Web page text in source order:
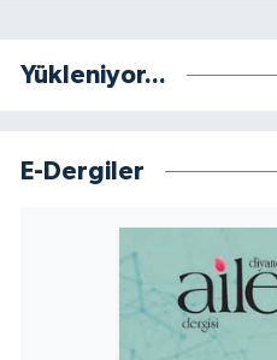
Yükleniyor...
E-Dergiler
Yozgat Müftülüğü